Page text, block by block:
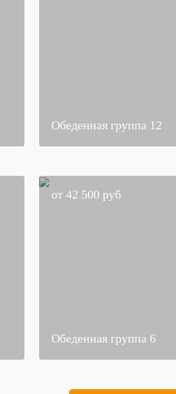
Обеденная группа 12
от 42 500 руб
Обеденная группа 6